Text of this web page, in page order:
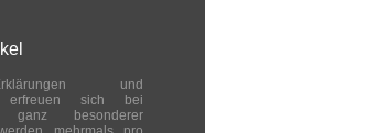
und
erfreuen sich bei
ganz besonderer